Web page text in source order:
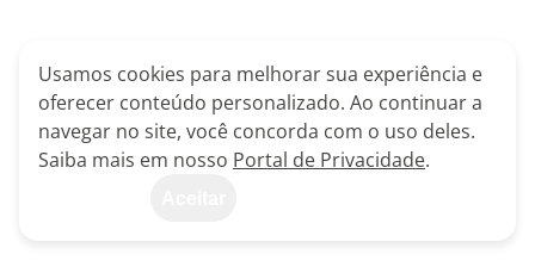
Usamos cookies para melhorar sua experiência e
oferecer conteúdo personalizado. Ao continuar a
navegar no site, você concorda com o uso deles.
Saiba mais em nosso Portal de Privacidade.